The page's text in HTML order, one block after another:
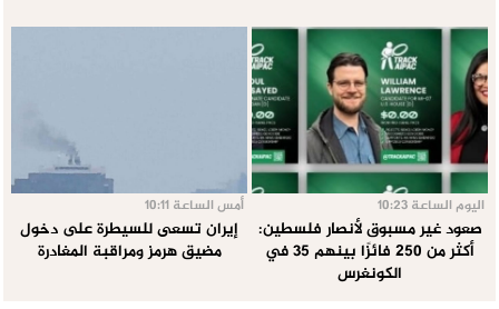
اليوم الساعة 10:23
صعود غير مسبوق لأنصار فلسطين:
أكثر من 250 فائزًا بينهم 35 في
الكونغرس
أمس الساعة 10:11
إيران تسعى للسيطرة على دخول
مضيق هرمز ومراقبة المغادرة